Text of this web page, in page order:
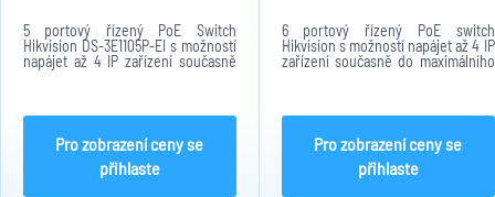
5 portový řízený PoE Switch
Hikvision DS-3E1105P-EI s možností
napájet až 4 IP zařízení současně
do maximálního výkonu 60W, 30W,
Pro zobrazení ceny se
přihlaste
6 portový řízený PoE switch
Hikvision s možností napájet až 4 IP
zařízení současně do maximálního
10Mbps pro...
Pro zobrazení ceny se
přihlaste